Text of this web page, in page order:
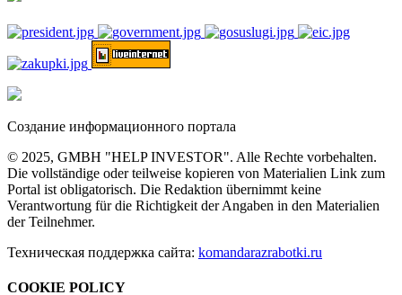
Создание информационного портала
© 2025, GMBH "HELP INVESTOR". Alle Rechte vorbehalten.
Die vollständige oder teilweise kopieren von Materialien Link zum
Portal ist obligatorisch. Die Redaktion übernimmt keine
Verantwortung für die Richtigkeit der Angaben in den Materialien
der Teilnehmer.
Техническая поддержка сайта: komandarazrabotki.ru
COOKIE POLICY